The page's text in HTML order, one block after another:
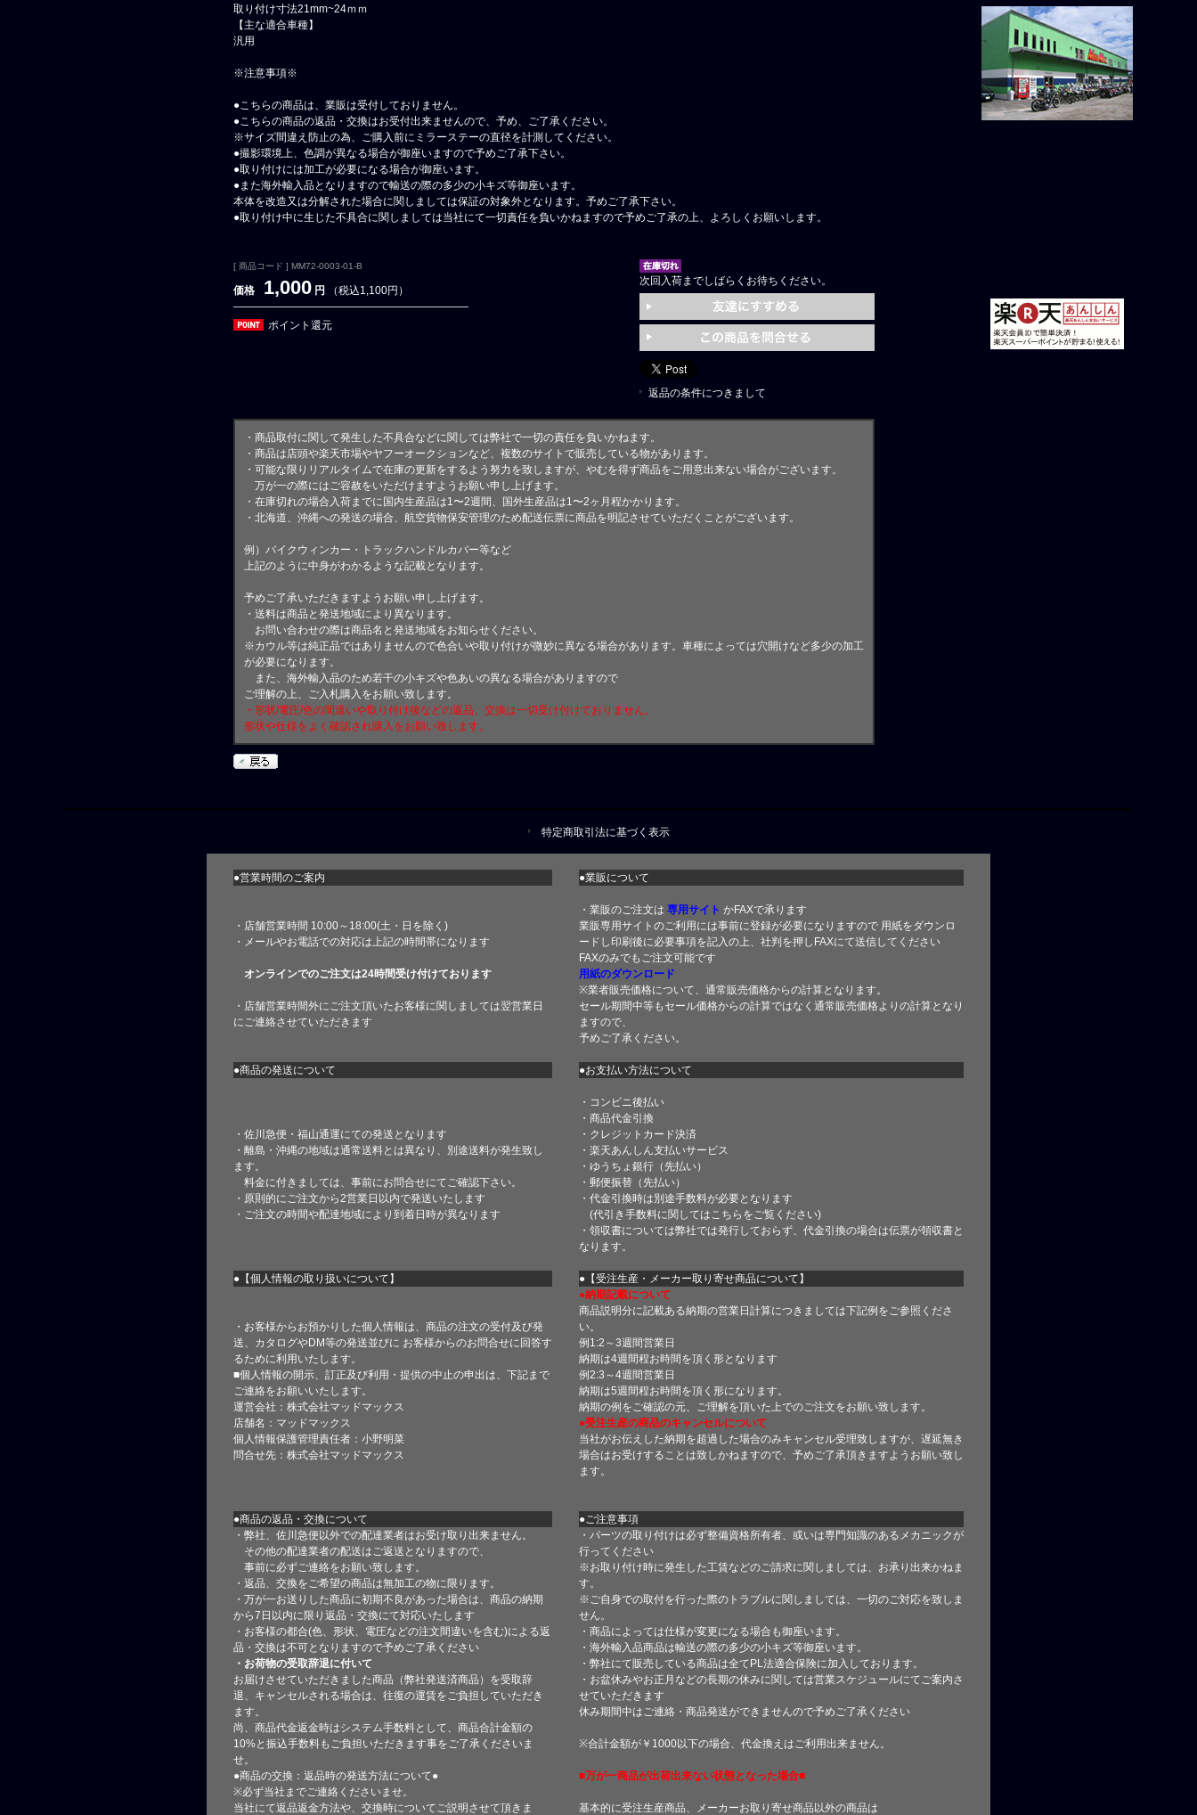
取り付け寸法21mm~24ｍｍ
【主な適合車種】
汎用
※注意事項※
●こちらの商品は、業販は受付しておりません。
●こちらの商品の返品・交換はお受付出来ませんので、予め、ご了承ください。
※サイズ間違え防止の為、ご購入前にミラーステーの直径を計測してください。
●撮影環境上、色調が異なる場合が御座いますので予めご了承下さい。
●取り付けには加工が必要になる場合が御座います。
●また海外輸入品となりますので輸送の際の多少の小キズ等御座います。
本体を改造又は分解された場合に関しましては保証の対象外となります。予めご了承下さい。
●取り付け中に生じた不具合に関しましては当社にて一切責任を負いかねますので予めご了承の上、よろしくお願いします。
[ 商品コード ] MM72-0003-01-B
価格 1,000 円 （税込1,100円）
ポイント還元
次回入荷までしばらくお待ちください。
返品の条件につきまして
・商品取付に関して発生した不具合などに関しては弊社で一切の責任を負いかねます。
・商品は店頭や楽天市場やヤフーオークションなど、複数のサイトで販売している物があります。
・可能な限りリアルタイムで在庫の更新をするよう努力を致しますが、やむを得ず商品をご用意出来ない場合がございます。
万が一の際にはご容赦をいただけますようお願い申し上げます。
・在庫切れの場合入荷までに国内生産品は1〜2週間、国外生産品は1〜2ヶ月程かかります。
・北海道、沖縄への発送の場合、航空貨物保安管理のため配送伝票に商品を明記させていただくことがございます。
例）バイクウィンカー・トラックハンドルカバー等など
上記のように中身がわかるような記載となります。
予めご了承いただきますようお願い申し上げます。
・送料は商品と発送地域により異なります。
お問い合わせの際は商品名と発送地域をお知らせください。
※カウル等は純正品ではありませんので色合いや取り付けが微妙に異なる場合があります。車種によっては穴開けなど多少の加工
が必要になります。
また、海外輸入品のため若干の小キズや色あいの異なる場合がありますので
ご理解の上、ご入札購入をお願い致します。
・形状/電圧/色の間違いや取り付け後などの返品、交換は一切受け付けておりません。
形状や仕様をよく確認され購入をお願い致します。
特定商取引法に基づく表示
●営業時間のご案内 ●業販について
・店舗営業時間 10:00～18:00(土・日を除く)
・メールやお電話での対応は上記の時間帯になります
オンラインでのご注文は24時間受け付けております
・店舗営業時間外にご注文頂いたお客様に関しましては翌営業日
にご連絡させていただきます
・業販のご注文は 専用サイト かFAXで承ります
業販専用サイトのご利用には事前に登録が必要になりますので 用紙をダウンロ
ードし印刷後に必要事項を記入の上、社判を押しFAXにて送信してください
FAXのみでもご注文可能です
用紙のダウンロード
※業者販売価格について、通常販売価格からの計算となります。
セール期間中等もセール価格からの計算ではなく通常販売価格よりの計算となり
ますので、
予めご了承ください。
●商品の発送について ●お支払い方法について
・佐川急便・福山通運にての発送となります
・離島・沖縄の地域は通常送料とは異なり、別途送料が発生致し
ます。
料金に付きましては、事前にお問合せにてご確認下さい。
・原則的にご注文から2営業日以内で発送いたします
・ご注文の時間や配達地域により到着日時が異なります
・コンビニ後払い
・商品代金引換
・クレジットカード決済
・楽天あんしん支払いサービス
・ゆうちょ銀行（先払い）
・郵便振替（先払い）
・代金引換時は別途手数料が必要となります
(代引き手数料に関しては こちら をご覧ください)
・領収書については弊社では発行しておらず、代金引換の場合は伝票が領収書と
なります。
●【個人情報の取り扱いについて】 ●【受注生産・メーカー取り寄せ商品について】
・お客様からお預かりした個人情報は、商品の注文の受付及び発
送、カタログやDM等の発送並びに お客様からのお問合せに回答す
るために利用いたします。
■個人情報の開示、訂正及び利用・提供の中止の申出は、下記まで
ご連絡をお願いいたします。
運営会社：株式会社マッドマックス
店舗名：マッドマックス
個人情報保護管理責任者：小野明菜
問合せ先：株式会社マッドマックス
●納期記載について
商品説明分に記載ある納期の営業日計算につきましては下記例をご参照くださ
い。
例1:2～3週間営業日
納期は4週間程お時間を頂く形となります
例2:3～4週間営業日
納期は5週間程お時間を頂く形になります。
納期の例をご確認の元、ご理解を頂いた上でのご注文をお願い致します。
●受注生産の商品のキャンセルについて
当社がお伝えした納期を超過した場合のみキャンセル受理致しますが、遅延無き
場合はお受けすることは致しかねますので、予めご了承頂きますようお願い致し
ます。
●商品の返品・交換について
●ご注意事項
・弊社、佐川急便以外での配達業者はお受け取り出来ません。
その他の配達業者の配送はご返送となりますので、
事前に必ずご連絡をお願い致します。
・返品、交換をご希望の商品は無加工の物に限ります。
・万が一お送りした商品に初期不良があった場合は、商品の納期
から7日以内に限り返品・交換にて対応いたします
・お客様の都合(色、形状、電圧などの注文間違いを含む)による返
品・交換は不可となりますので予めご了承ください
・お荷物の受取辞退に付いて
お届けさせていただきました商品（弊社発送済商品）を受取辞
退、キャンセルされる場合は、往復の運賃をご負担していただき
ます。
尚、商品代金返金時はシステム手数料として、商品合計金額の
10%と振込手数料もご負担いただきます事をご了承くださいま
せ。
●商品の交換：返品時の発送方法について●
※必ず当社までご連絡くださいませ。
当社にて返品返金方法や、交換時についてご説明させて頂きま
・パーツの取り付けは必ず整備資格所有者、或いは専門知識のあるメカニックが
行ってください
※お取り付け時に発生した工賃などのご請求に関しましては、お承り出来かねま
す。
※ご自身での取付を行った際のトラブルに関しましては、一切のご対応を致しま
せん。
・商品によっては仕様が変更になる場合も御座います。
・海外輸入品商品は輸送の際の多少の小キズ等御座います。
・弊社にて販売している商品は全てPL法適合保険に加入しております。
・お盆休みやお正月などの長期の休みに関しては営業スケジュールにてご案内さ
せていただきます
休み期間中はご連絡・商品発送ができませんので予めご了承ください
※合計金額が￥1000以下の場合、代金換えはご利用出来ません。
■万が一商品が出荷出来ない状態となった場合■
基本的に受注生産商品、メーカーお取り寄せ商品以外の商品は